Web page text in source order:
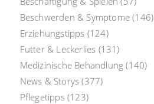
Beschwerden & Symptome (146)
Erziehungstipps (124)
Futter & Leckerlies (131)
Medizinische Behandlung (140)
News & Storys (377)
Pflegetipps(123)